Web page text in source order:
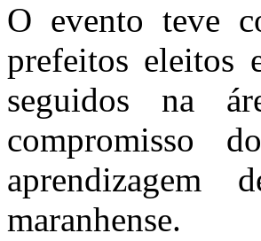
O evento teve
prefeitos eleitos
seguidos na
compromisso
maranhense.